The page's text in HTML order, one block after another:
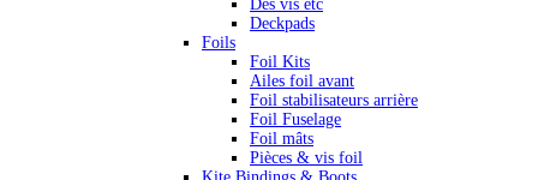
Des vis etc
Deckpads
Foils
Foil Kits
Ailes foil avant
Foil stabilisateurs arrière
Foil Fuselage
Foil mâts
Pièces & vis foil